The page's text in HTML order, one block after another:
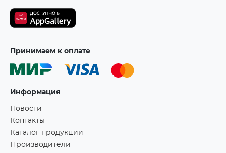
Принимаем к оплате
Информация
Новости
Контакты
Каталог продукции
Производители